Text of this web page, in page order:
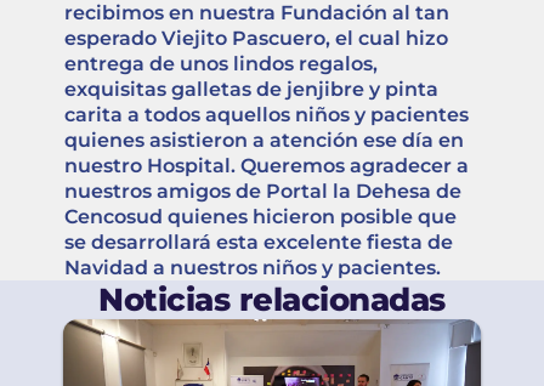
recibimos en nuestra Fundación al tan
esperado Viejito Pascuero, el cual hizo
entrega de unos lindos regalos,
exquisitas galletas de jenjibre y pinta
carita a todos aquellos niños y pacientes
quienes asistieron a atención ese día en
nuestro Hospital. Queremos agradecer a
nuestros amigos de Portal la Dehesa de
Cencosud quienes hicieron posible que
se desarrollará esta excelente fiesta de
Navidad a nuestros niños y pacientes.
Noticias relacionadas